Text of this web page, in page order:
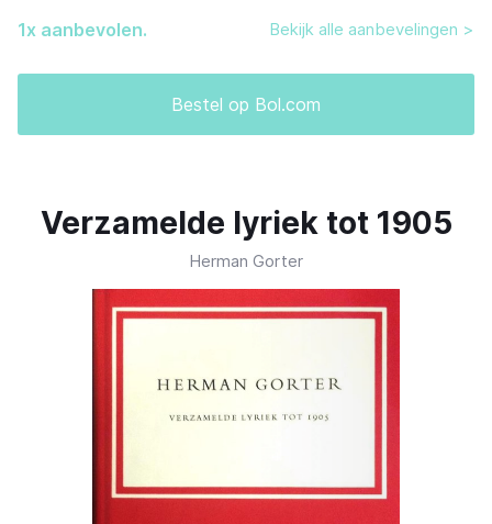
Bestel op Bol.com
1x aanbevolen. Bekijk alle aanbevelingen >
Verzamelde lyriek tot 1905
Herman Gorter